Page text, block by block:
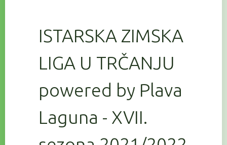
ISTARSKA ZIMSKA
LIGA U TRČANJU
powered by Plava
Laguna - XVII.